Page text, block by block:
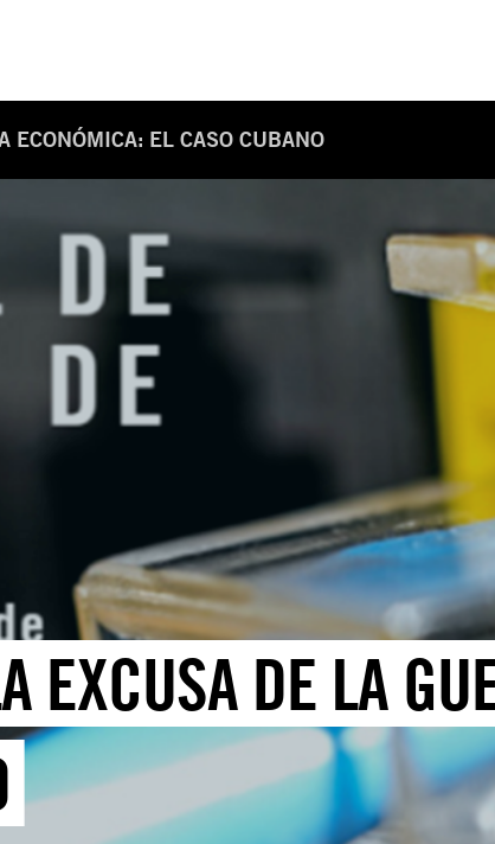
ECONÓMICA: EL CASO CUBANO
EXCUSA DE LA